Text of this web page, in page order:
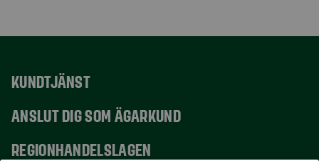
KUNDTJÄNST
ANSLUT DIG SOM ÄGARKUND
REGIONHANDELSLAGEN